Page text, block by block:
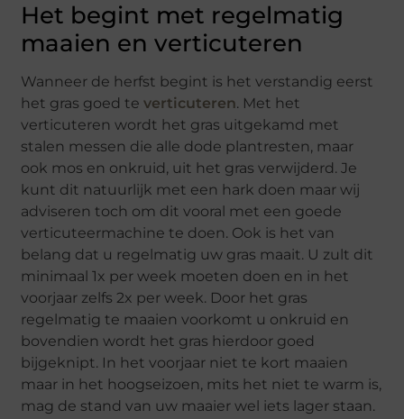
Het begint met regelmatig
maaien en verticuteren
Wanneer de herfst begint is het verstandig eerst
het gras goed teverticuteren. Met het
verticuteren wordt het gras uitgekamd met
stalen messen die alle dode plantresten, maar
ook mos en onkruid, uit het gras verwijderd. Je
kunt dit natuurlijk met een hark doen maar wij
adviseren toch om dit vooral met een goede
verticuteermachine te doen. Ook is het van
belang dat u regelmatig uw gras maait. U zult dit
minimaal 1x per week moeten doen en in het
voorjaar zelfs 2x per week. Door het gras
regelmatig te maaien voorkomt u onkruid en
bovendien wordt het gras hierdoor goed
bijgeknipt. In het voorjaar niet te kort maaien
maar in het hoogseizoen, mits het niet te warm is,
mag de stand van uw maaier wel iets lager staan.